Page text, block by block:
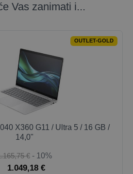
Vas zanimati i...
OUTLET-GOLD
X360 G11 / Ultra 5 / 16 GB /
14,0"
€ - 10%
1.049,18 €